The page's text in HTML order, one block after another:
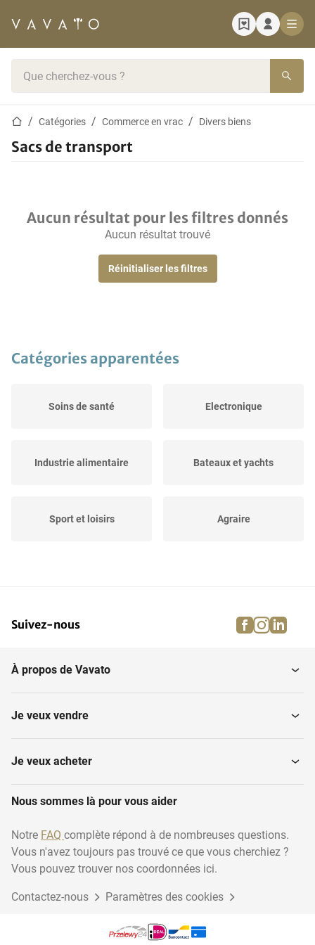
Page d'accueil
Catégories Commerce en vrac Divers biens
Sacs de transport
Aucun résultat pour les filtres donnés
Aucun résultat trouvé
Réinitialiser les filtres
Catégories apparentées
Soins de santé Electronique
Industrie alimentaire Bateaux et yachts
Sport et loisirs Agraire
Matériel de lutte contre
Instruments de musique
Articles jetables
Energie durable Accessoires pour animaux
Suivez-nous facebook
À propos de Vavato
Je veux vendre
Je veux acheter
Nous sommes là pour vous aider
Notre FAQ complète répond à de nombreuses questions.
Vous n'avez toujours pas trouvé ce que vous cherchiez ?
Vous pouvez trouver nos coordonnées ici.
Contactez-nous Paramètres des cookies